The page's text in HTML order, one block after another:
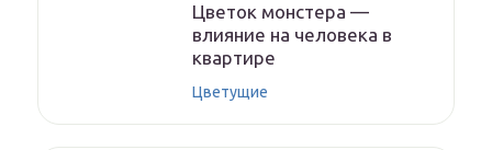
Цветок монстера —
влияние на человека в
квартире
Цветущие